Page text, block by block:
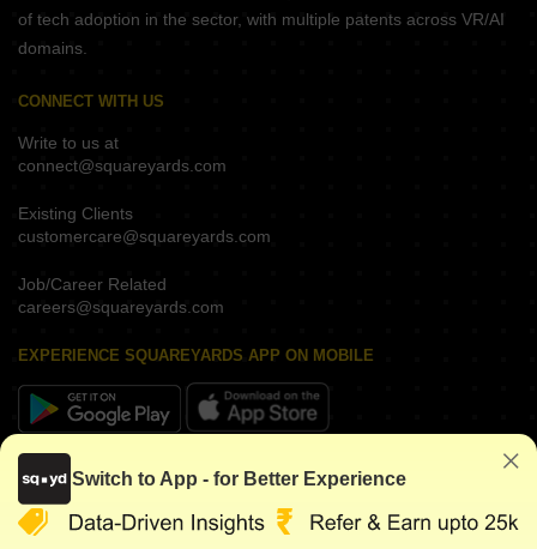
of tech adoption in the sector, with multiple patents across VR/AI
domains.
CONNECT WITH US
Write to us at
connect@squareyards.com
Existing Clients
customercare@squareyards.com
Job/Career Related
careers@squareyards.com
EXPERIENCE SQUAREYARDS APP ON MOBILE
KEEP IN TOUCH
Switch to App - for Better Experience